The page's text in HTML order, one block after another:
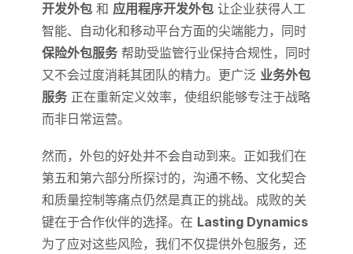
开发外包和 应用程序开发外包让企业获得人工
智能、自动化和移动平台方面的尖端能力，同时
保险外包服务帮助受监管行业保持合规性，同时
又不会过度消耗其团队的精力。更广泛 业务外包
服务正在重新定义效率，使组织能够专注于战略
而非日常运营。
然而，外包的好处并不会自动到来。正如我们在
第五和第六部分所探讨的，沟通不畅、文化契合
和质量控制等痛点仍然是真正的挑战。成败的关
键在于合作伙伴的选择。在 Lasting Dynamics
为了应对这些风险，我们不仅提供外包服务，还